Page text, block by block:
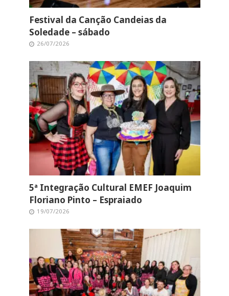
Festival da Canção Candeias da
Soledade – sábado
26/07/2026
5ª Integração Cultural EMEF Joaquim
Floriano Pinto – Espraiado
19/07/2026